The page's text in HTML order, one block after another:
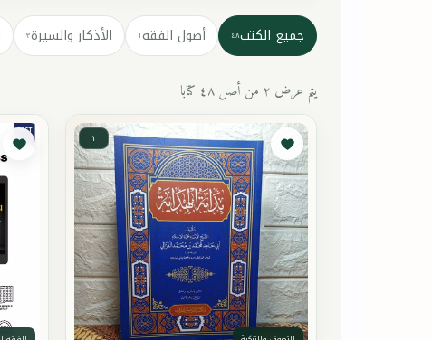
جميع الكتب٤٨ أصول الفقه١ الأذكار والسيرة٣
يتم عرض ٢ من أصل ٤٨ كتابا
١